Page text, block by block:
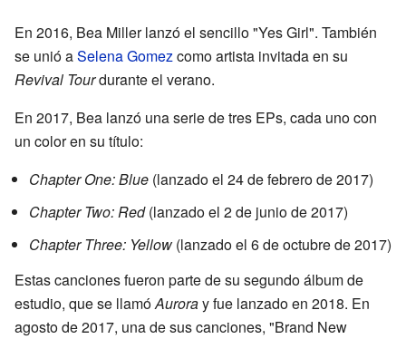
En 2016, Bea Miller lanzó el sencillo "Yes Girl". También
se unió aSelena Gomezcomo artista invitada en su
Revival Tourdurante el verano.
En 2017, Bea lanzó una serie de tres EPs, cada uno con
un color en su título:
Chapter One: Blue (lanzado el 24 de febrero de 2017)
Chapter Two: Red(lanzado el 2 de junio de 2017)
Chapter Three: Yellow (lanzado el 6 de octubre de 2017)
Estas canciones fueron parte de su segundo álbum de
estudio, que se llamóAuroray fue lanzado en 2018. En
agosto de 2017, una de sus canciones, "Brand New